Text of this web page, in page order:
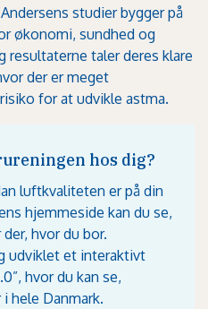
studier bygger på
økonomi, sundhed og
taler deres klare
der er meget
for at udvikle astma.
hos dig?
luftkvaliteten er på din
hjemmeside kan du se,
hvor du bor.
udviklet et interaktivt
hvor du kan se,
hele Danmark.